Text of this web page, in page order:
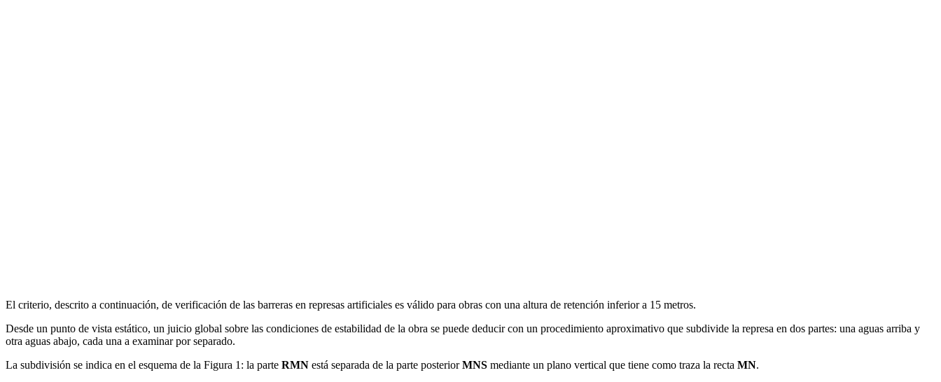
El criterio, descrito a continuación, de verificación de las barreras en represas artificiales es válido para obras con una altura de retención inferior a 15 metros.
Desde un punto de vista estático, un juicio global sobre las condiciones de estabilidad de la obra se puede deducir con un procedimiento aproximativo que subdivide la represa en dos partes: una aguas arriba y
otra aguas abajo, cada una a examinar por separado.
La subdivisión se indica en el esquema de la Figura 1: la parte RMN está separada de la parte posteriorMNS mediante un plano vertical que tiene como traza la recta MN.